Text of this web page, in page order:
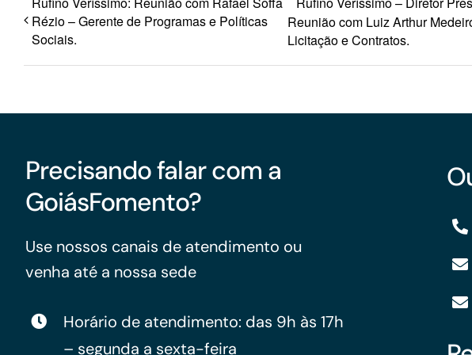
Rézio – Gerente de Programas e Políticas
Sociais.
Reunião com Luiz Arthur
Licitação e Contratos.
Precisando falar com a
GoiásFomento?
Use nossos canais de atendimento ou
venha até a nossa sede
Horário de atendimento: das 9h às 17h
– segunda a sexta-feira